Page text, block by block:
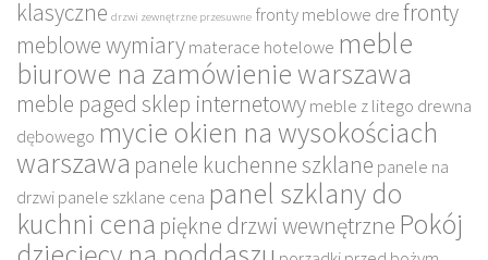
klasyczne drzwi zewnętrzne przesuwne fronty meblowe drefronty
meblowe wymiarymaterace hotelowe meble
biurowe na zamówienie warszawa
meble paged sklep internetowymeble z litego drewna
dębowego mycie okien na wysokościach
warszawa panele kuchenne szklane panele na
drzwipanele szklane cena panel szklany do
kuchni cena piękne drzwi wewnętrzne Pokój